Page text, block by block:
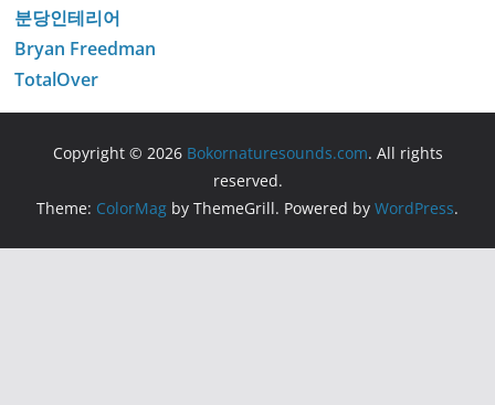
분당인테리어
Bryan Freedman
TotalOver
Copyright © 2026 Bokornaturesounds.com. All rights
reserved.
Theme: ColorMag by ThemeGrill. Powered by WordPress.